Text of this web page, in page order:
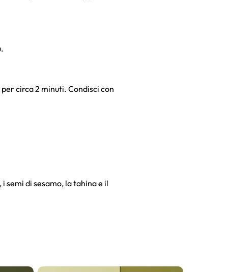
circa 2 minuti. Condisci con
semi di sesamo, la tahina e il